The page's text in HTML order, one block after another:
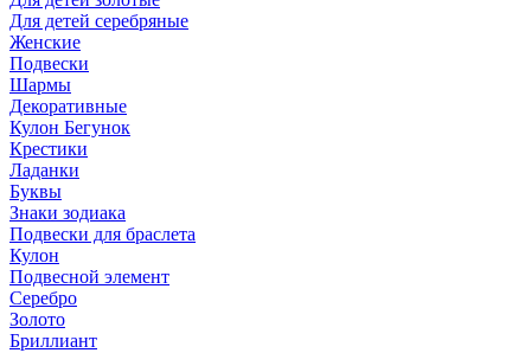
Для детей серебряные
Женские
Подвески
Шармы
Декоративные
Кулон Бегунок
Крестики
Ладанки
Буквы
Знаки зодиака
Подвески для браслета
Кулон
Подвесной элемент
Серебро
Золото
Бриллиант